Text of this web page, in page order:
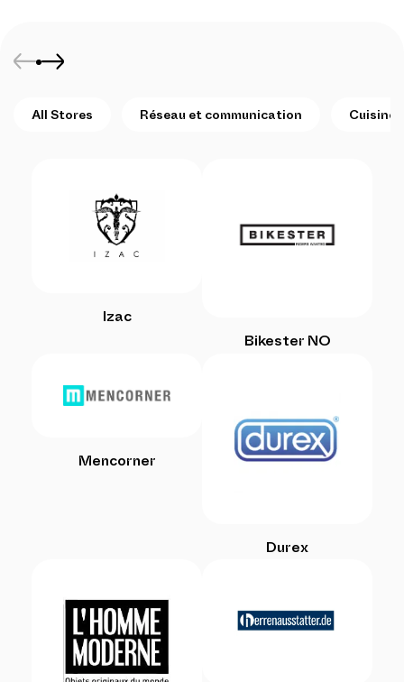
All Stores Réseau et communication Cuisine
Izac
Bikester NO
Mencorner
Durex